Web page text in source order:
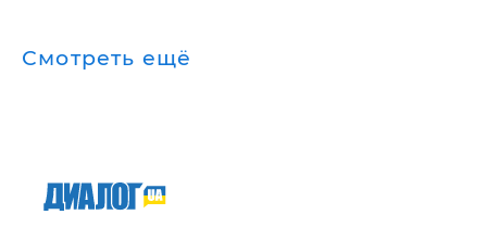
Смотреть ещё